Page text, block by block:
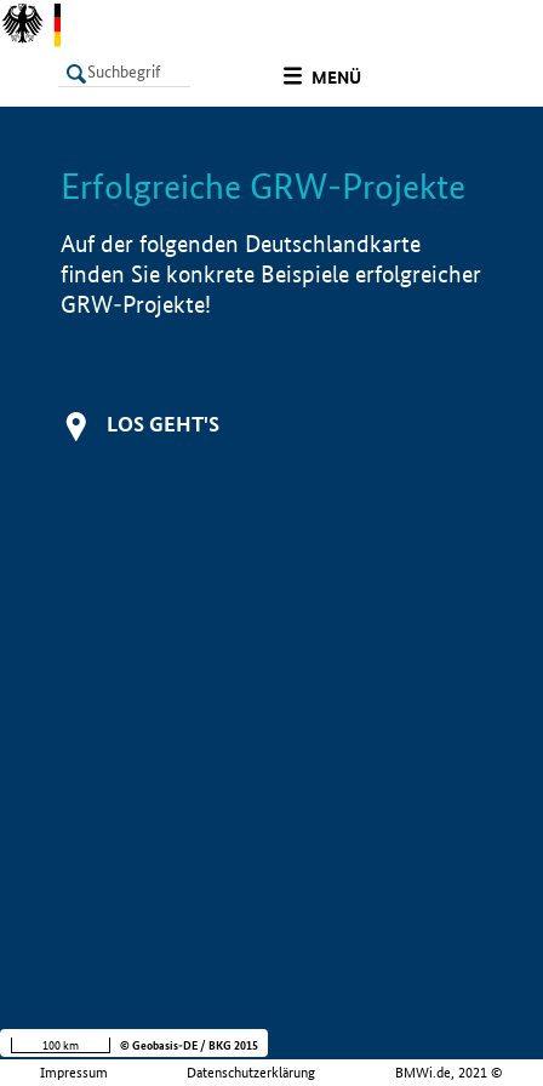
MENÜ
LISTE Info
Erfolgreiche GRW-Projekte
Auf der folgenden Deutschlandkarte
finden Sie konkrete Beispiele erfolgreicher
GRW-Projekte!
LOS GEHT'S
Impressum Datenschutzerklärung BMWi.de, 2021 ©
100 km © Geobasis-DE / BKG 2015